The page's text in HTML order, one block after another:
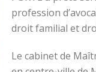
profession
droit familial et
Le cabinet de